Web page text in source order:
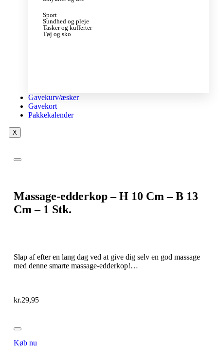
Sport
Sundhed og pleje
Tasker og kufferter
Tøj og sko
Gavekurv/æsker
Gavekort
Pakkekalender
X
Massage-edderkop – H 10 Cm – B 13
Cm – 1 Stk.
Slap af efter en lang dag ved at give dig selv en god massage
med denne smarte massage-edderkop!…
kr.29,95
Køb nu